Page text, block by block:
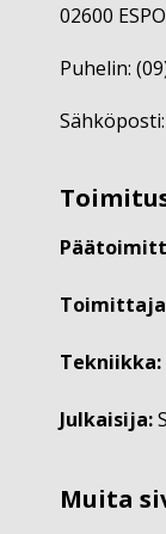
02600
Puhelin:
Sähköposti:
Tekniikka:
Julkaisija:
Muita